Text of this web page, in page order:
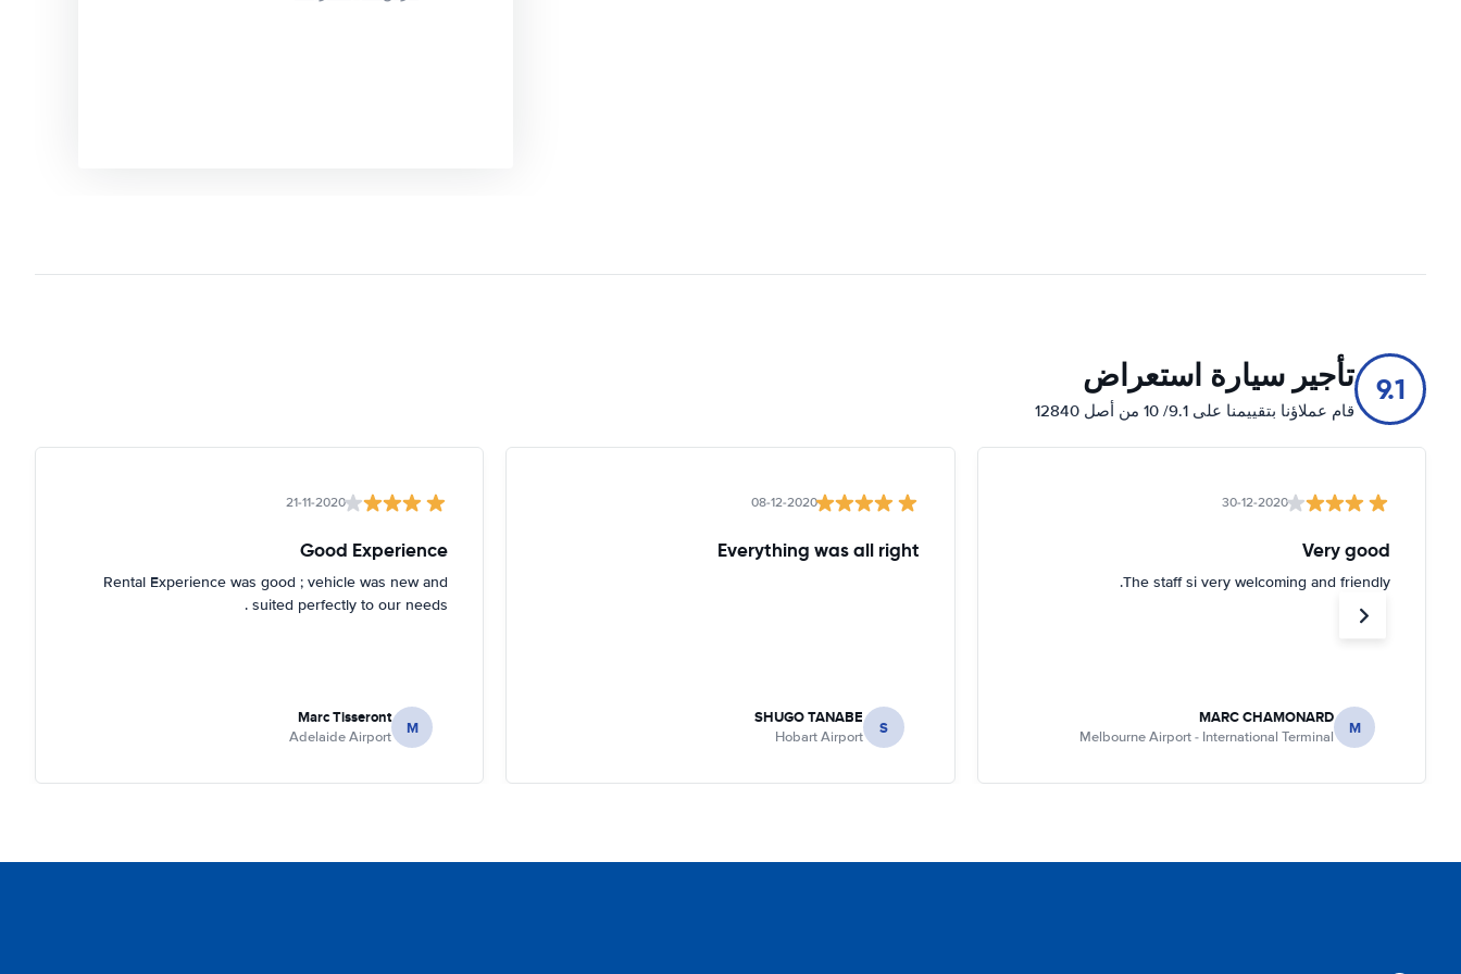
9.1 تأجير سيارة استعراض
قام عملاؤنا بتقييمنا على 9.1/ 10 من أصل 12840
30-12-2020
Very good
The staff si very welcoming and friendly.
M
MARC CHAMONARD
Melbourne Airport - International Terminal
08-12-2020
Everything was all right
S
SHUGO TANABE
Hobart Airport
21-11-2020
Good Experience
Rental Experience was good ; vehicle was new and
suited perfectly to our needs .
M
Marc Tisseront
Adelaide Airport